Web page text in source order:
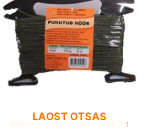
LAOST OTSAS
Maksa kolmes võrdses osas 3 x